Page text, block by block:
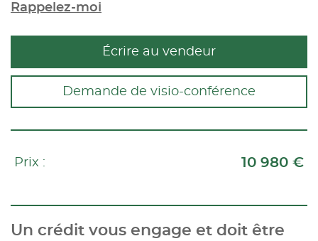
Rappelez-moi
Écrire au vendeur
Demande de visio-conférence
Prix : 10 980 €
Un crédit vous engage et doit être